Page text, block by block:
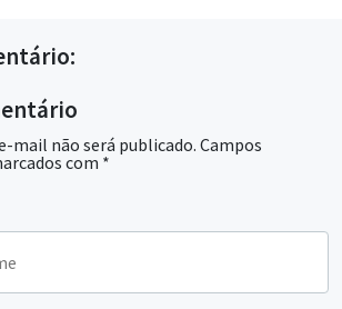
mail não será publicado. Campos
com *